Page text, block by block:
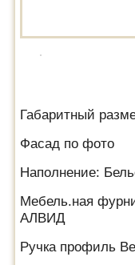
Габаритный
Фасад по фото
Наполнение:
Мебель.ная
АЛВИД
Ручка профиль